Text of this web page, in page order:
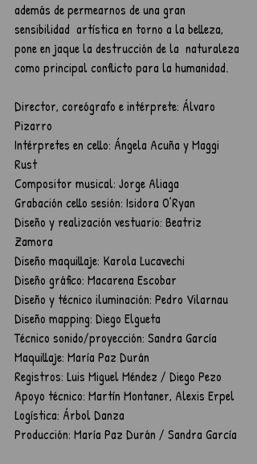
además de permearnos de una gran
sensibilidad  artística en torno a la belleza,
pone en jaque la destrucción de la  naturaleza
Director, coreógrafo e intérprete: Álvaro
Pizarro
Intérpretes en cello: Ángela Acuña y Maggi
Rust
Compositor musical: Jorge Aliaga
Grabación cello sesión: Isidora O’Ryan
Diseño y realización vestuario: Beatriz
Zamora
Diseño maquillaje: Karola Lucavechi
Diseño gráfico: Macarena Escobar
Diseño y técnico iluminación: Pedro Vilarnau
Diseño mapping: Diego Elgueta
Técnico sonido/proyección: Sandra García
Maquillaje: María Paz Durán
Registros: Luis Miguel Méndez / Diego Pezo
Apoyo técnico: Martín Montaner, Alexis Erpel
Logística: Árbol Danza
Producción: María Paz Durán / Sandra García